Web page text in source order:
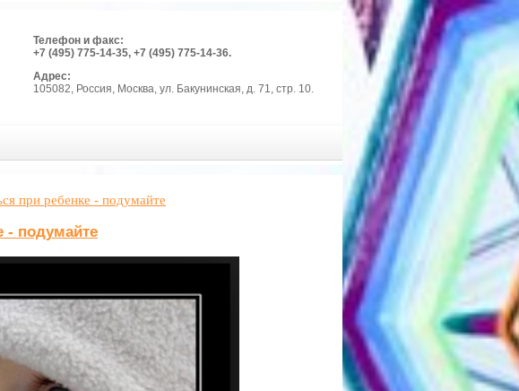
Телефон и факс:
+7 (495) 775-14-35, +7 (495) 775-14-36.
Адрес:
105082, Россия, Москва, ул. Бакунинская, д. 71, стр. 10.
при ребенке - подумайте
- подумайте